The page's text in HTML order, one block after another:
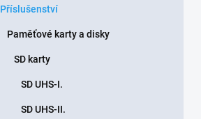
Příslušenství
Paměťové karty a disky
SD karty
SD UHS-I.
SD UHS-II.